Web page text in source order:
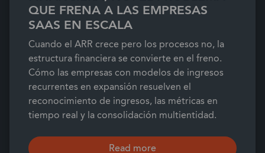
QUE FRENA A LAS EMPRESAS
SAAS EN ESCALA
Cuando el ARR crece pero los procesos no, la
estructura financiera se convierte en el freno.
Cómo las empresas con modelos de ingresos
recurrentes en expansión resuelven el
reconocimiento de ingresos, las métricas en
tiempo real y la consolidación multientidad.
Read more